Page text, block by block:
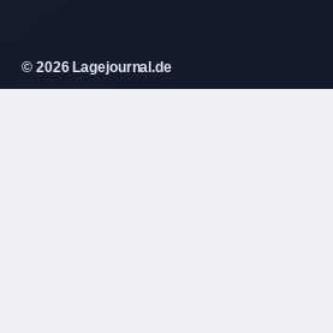
© 2026 Lagejournal.de